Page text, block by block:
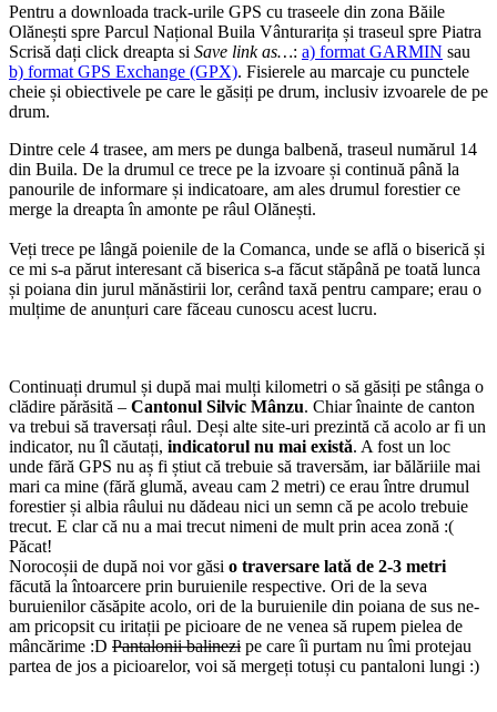
Pentru a downloada track-urile GPS cu traseele din zona Băile
Olănești spre Parcul Național Buila Vânturarița și traseul spre Piatra
Scrisă dați click dreapta si Save link as…: a) format GARMIN sau
b) format GPS Exchange (GPX). Fisierele au marcaje cu punctele
cheie și obiectivele pe care le găsiți pe drum, inclusiv izvoarele de pe
drum.
Dintre cele 4 trasee, am mers pe dunga balbenă, traseul numărul 14
din Buila. De la drumul ce trece pe la izvoare și continuă până la
panourile de informare și indicatoare, am ales drumul forestier ce
merge la dreapta în amonte pe râul Olănești.
Veți trece pe lângă poienile de la Comanca, unde se află o biserică și
ce mi s-a părut interesant că biserica s-a făcut stăpână pe toată lunca
și poiana din jurul mănăstirii lor, cerând taxă pentru campare; erau o
mulțime de anunțuri care făceau cunoscu acest lucru.
Continuați drumul și după mai mulți kilometri o să găsiți pe stânga o
clădire părăsită – Cantonul Silvic Mânzu. Chiar înainte de canton
va trebui să traversați râul. Deși alte site-uri prezintă că acolo ar fi un
indicator, nu îl căutați, indicatorul nu mai există. A fost un loc
unde fără GPS nu aș fi știut că trebuie să traversăm, iar bălăriile mai
mari ca mine (fără glumă, aveau cam 2 metri) ce erau între drumul
forestier și albia râului nu dădeau nici un semn că pe acolo trebuie
trecut. E clar că nu a mai trecut nimeni de mult prin acea zonă :(
Păcat!
Norocoșii de după noi vor găsi o traversare lată de 2-3 metri
făcută la întoarcere prin buruienile respective. Ori de la seva
buruienilor căsăpite acolo, ori de la buruienile din poiana de sus ne-
am pricopsit cu iritații pe picioare de ne venea să rupem pielea de
mâncărime :D Pantalonii balinezi pe care îi purtam nu îmi protejau
partea de jos a picioarelor, voi să mergeți totuși cu pantaloni lungi :)